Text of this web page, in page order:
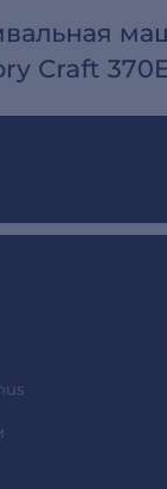
Craft